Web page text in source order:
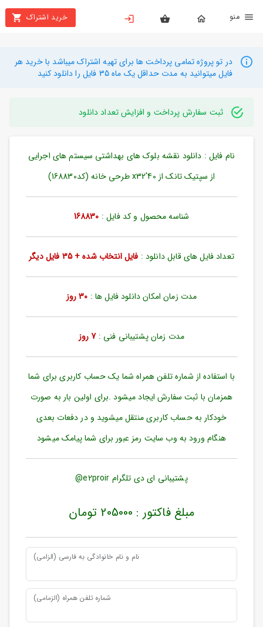
خرید اشتراک
بستن
محصولات
تهیه
راهنما
دانلود
ورود
به
بازیابی
رمز
مندی
ها
در تو پروژه تمامی پرداخت ها برای تهیه اشتراک میباشد با خرید هر
فایل میتوانید به مدت حداقل یک ماه 35 فایل را دانلود کنید
ثبت سفارش پرداخت و افزایش تعداد دانلود
نام فایل : دانلود نقشه بلوک های بهداشتی سیستم های اجرایی
از سپتیک تانک از 40'x32 طرحی خانه (کد168830)
شناسه محصول و کد فایل : 168830
تعداد فایل های قابل دانلود : فایل انتخاب شده + 35 فایل دیگر
مدت زمان امکان دانلود فایل ها : 30 روز
مدت زمان پشتیبانی فنی :7 روز
با استفاده از شماره تلفن همراه شما یک حساب کاربری برای شما
همزمان با ثبت سفارش ایجاد میشود .برای اولین بار به صورت
خودکار به حساب کاربری منتقل میشوید و در دفعات بعدی
هنگام ورود به وب سایت رمز عبور برای شما پیامک میشود
پشتیبانی ای دی تلگرام e2proir@
مبلغ فاکتور : 205000 تومان
نام و نام خانوادگی به فارسی (الزامی)
شماره تلفن همراه (الزمامی)